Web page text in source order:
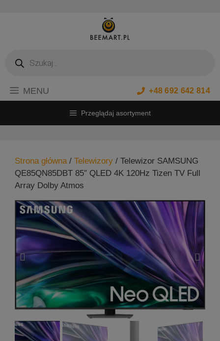
produktów
+48 692 642 814
MENU
Przeglądaj asortyment
Strona główna/ Telewizory / Telewizor SAMSUNG
QE85QN85DBT 85″ QLED 4K 120Hz Tizen TV Full
Array Dolby Atmos